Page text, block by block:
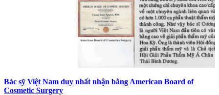
Bác sỹ Việt Nam duy nhất nhận bằng American Board of
Cosmetic Surgery